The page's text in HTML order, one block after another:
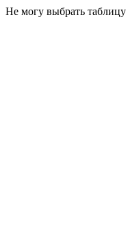
Не могу выбрать таблицу